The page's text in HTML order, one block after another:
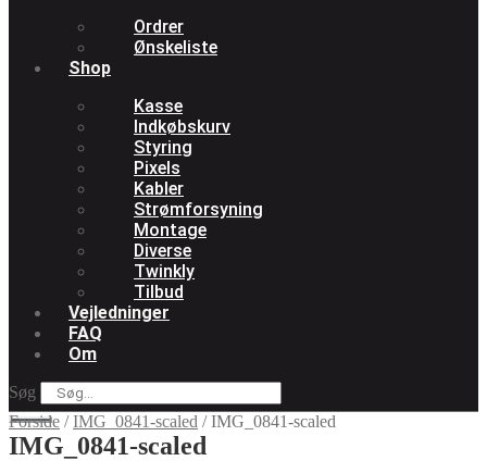
Ordrer
Ønskeliste
Shop
Kasse
Indkøbskurv
Styring
Pixels
Kabler
Strømforsyning
Montage
Diverse
Twinkly
Tilbud
Vejledninger
FAQ
Om
Søg
Forside /IMG_0841-scaled /IMG_0841-scaled
IMG_0841-scaled